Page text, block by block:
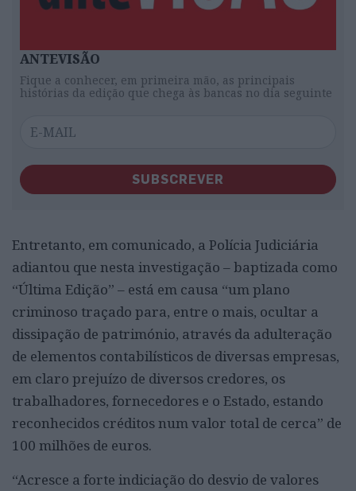
ANTEVISÃO
Fique a conhecer, em primeira mão, as principais
histórias da edição que chega às bancas no dia seguinte
SUBSCREVER
Entretanto, em comunicado, a Polícia Judiciária
adiantou que nesta investigação – baptizada como
“Última Edição” – está em causa “um plano
criminoso traçado para, entre o mais, ocultar a
dissipação de património, através da adulteração
de elementos contabilísticos de diversas empresas,
em claro prejuízo de diversos credores, os
trabalhadores, fornecedores e o Estado, estando
reconhecidos créditos num valor total de cerca” de
100 milhões de euros.
“Acresce a forte indiciação do desvio de valores